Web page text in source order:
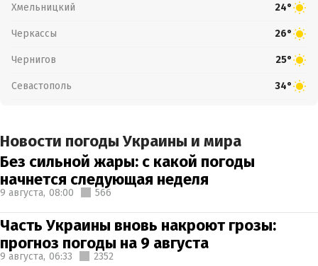
Хмельницкий 24°
Черкассы 26°
Чернигов 25°
Севастополь 34°
Новости погоды Украины и мира
Без сильной жары: с какой погоды
начнется следующая неделя
9 августа, 08:00 566
Часть Украины вновь накроют грозы:
прогноз погоды на 9 августа
9 августа, 06:33 2352